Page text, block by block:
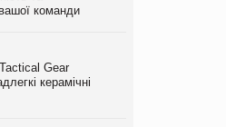
команди
Gear
керамічні